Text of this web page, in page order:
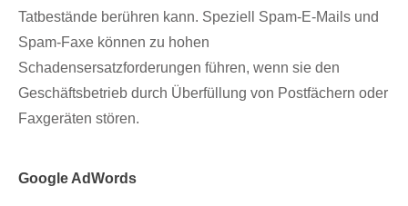
Tatbestände berühren kann. Speziell Spam-E-Mails und
Spam-Faxe können zu hohen
Schadensersatzforderungen führen, wenn sie den
Geschäftsbetrieb durch Überfüllung von Postfächern oder
Faxgeräten stören.
Google AdWords